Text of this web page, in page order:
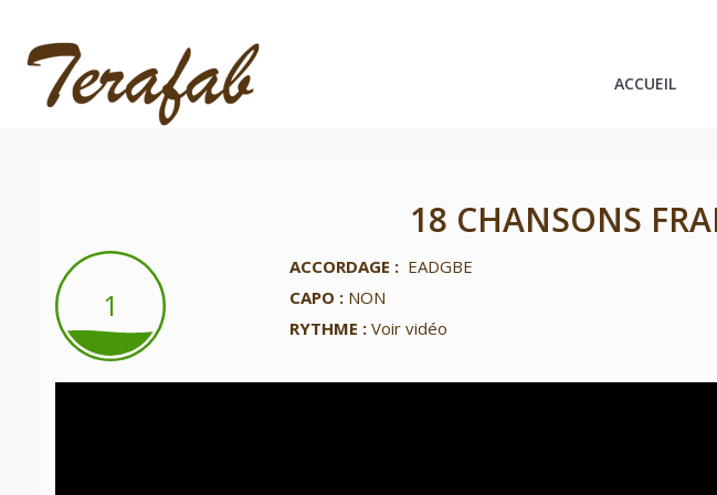
ACCUEIL
18 CHANSONS
1
1
ACCORDAGE : EADGBE
CAPO : NON
RYTHME :Voir vidéo